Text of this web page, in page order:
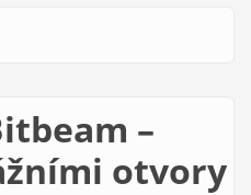
–
otvory